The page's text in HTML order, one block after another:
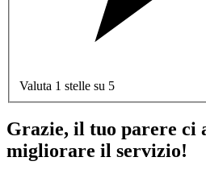
Valuta 1 stelle su 5
Grazie, il tuo parere ci
migliorare il servizio!